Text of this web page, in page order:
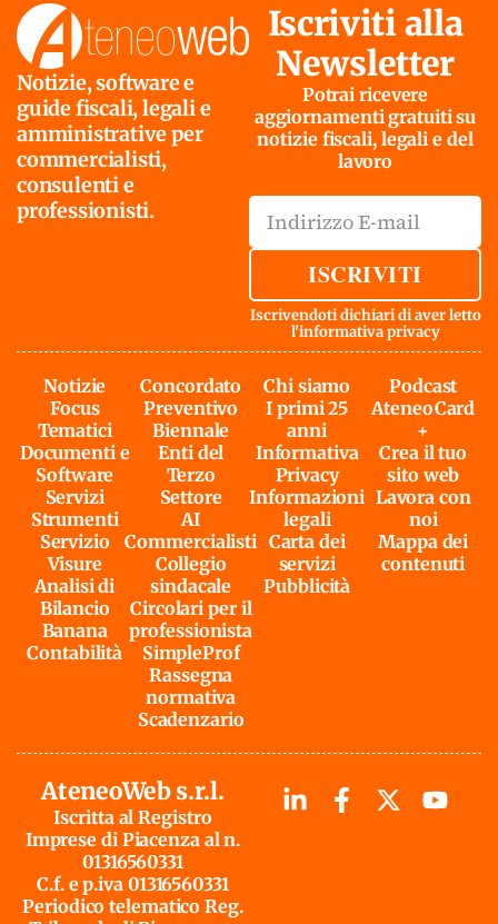
Notizie, software e
guide fiscali, legali e
amministrative per
commercialisti,
consulenti e
professionisti.
Iscriviti alla
Newsletter
Potrai ricevere
aggiornamenti gratuiti su
notizie fiscali, legali e del
lavoro
ISCRIVITI
Iscrivendoti dichiari di aver letto
l'informativa privacy
Notizie
Focus
Tematici
Documenti e
Software
Servizi
Strumenti
Servizio
Visure
Analisi di
Bilancio
Banana
Contabilità
Concordato
Preventivo
Biennale
Enti del
Terzo
Settore
AI
Commercialisti
Collegio
sindacale
Circolari per il
professionista
SimpleProf
Rassegna
normativa
Scadenzario
Chi siamo
I primi 25
anni
Informativa
Privacy
Informazioni
legali
Carta dei
servizi
Pubblicità
Podcast
AteneoCard
+
Crea il tuo
sito web
Lavora con
noi
Mappa dei
contenuti
AteneoWeb s.r.l.
Iscritta al Registro
Imprese di Piacenza al n.
01316560331
C.f. e p.iva 01316560331
Periodico telematico Reg.